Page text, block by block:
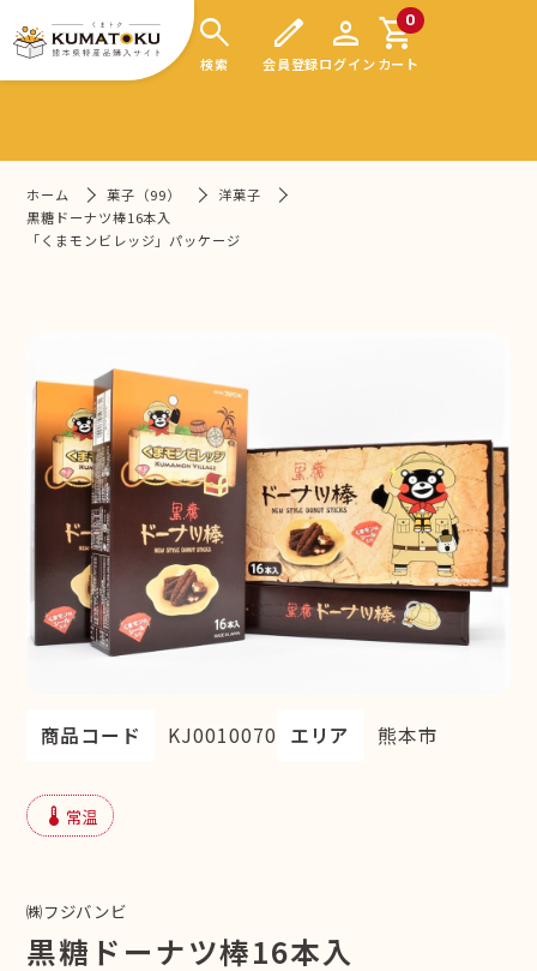
search
検索
edit
会員登録
person
ログイン
0
shopping_cart
カート
ホーム 菓子（99）
洋菓子
黒糖ドーナツ棒16本入
「くまモンビレッジ」パッケージ
商品コード KJ0010070 エリア 熊本市
device_thermostat 常温
㈱フジバンビ
黒糖ドーナツ棒16本入